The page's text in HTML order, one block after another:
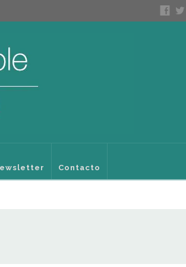
Contacto